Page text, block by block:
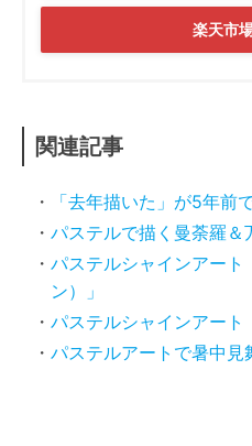
楽天市
関連記事
「去年描いた」が5年前
パステルで描く曼荼羅＆
パステルシャインアート
ン）」
パステルシャインアート
パステルアートで暑中見